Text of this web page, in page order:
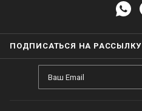
ПОДПИСАТЬСЯ НА РАССЫЛКУ